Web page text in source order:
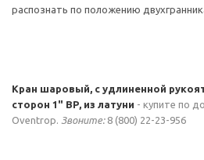
распознать по положению
Кран шаровый, с удлиненной
сторон 1" ВР, из латуни - купите по
Oventrop. Звоните:8 (800) 22-23-956